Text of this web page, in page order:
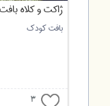
ژاکت و کلاه بافت
بافت کودک
3